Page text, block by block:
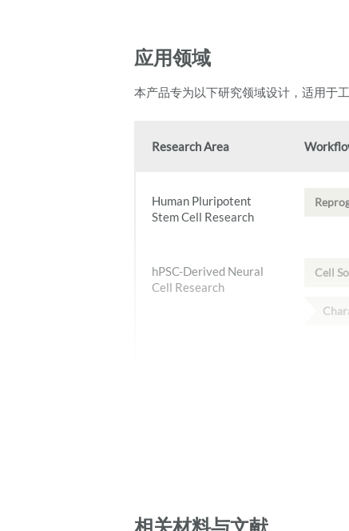
应用领域
本产品专为以下研究领域设计，适用于
Research Area
Human Pluripotent
Stem Cell Research
hPSC-Derived Neural
Cell Research
Cell
Prostate Epithelial
相关材料与文献